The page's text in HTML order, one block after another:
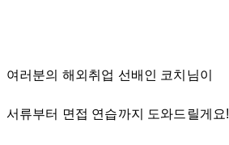
여러분의 해외취업 선배인 코치님이
서류부터 면접 연습까지 도와드릴게요!